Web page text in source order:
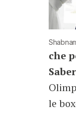
che
le